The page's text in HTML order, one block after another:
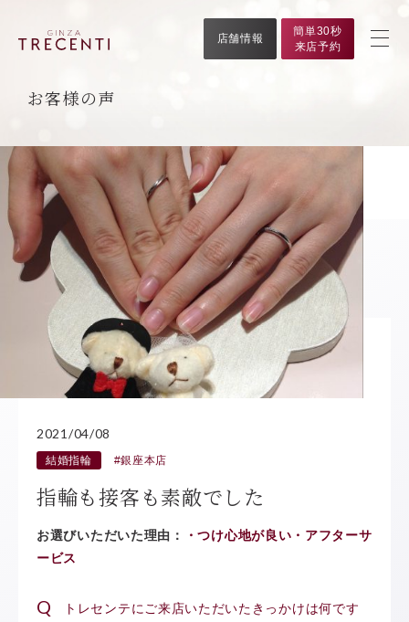
店舗情報
簡単30秒
来店予約
お客様の声
2021/04/08
結婚指輪 #銀座本店
指輪も接客も素敵でした
お選びいただいた理由：
・つけ心地が良い・アフターサ
ービス
トレセンテにご来店いただいたきっかけは何です